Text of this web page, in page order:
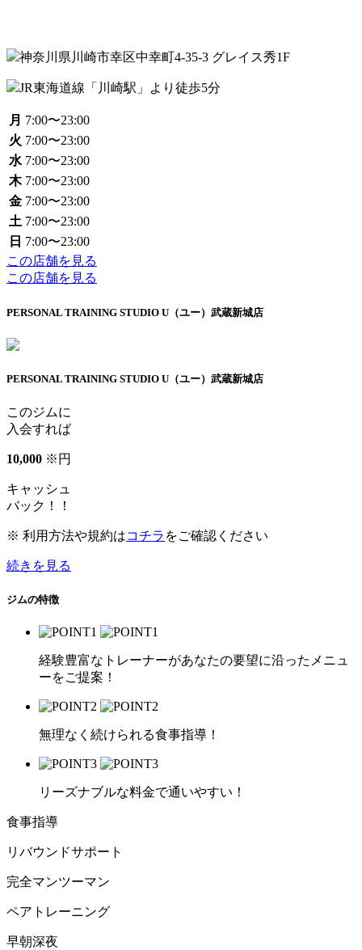
神奈川県川崎市幸区中幸町4-35-3 グレイス秀1F
JR東海道線「川崎駅」より徒歩5分
月 7:00〜23:00
火 7:00〜23:00
水 7:00〜23:00
木 7:00〜23:00
金 7:00〜23:00
土 7:00〜23:00
日 7:00〜23:00
この店舗を見る
この店舗を見る
PERSONAL TRAINING STUDIO U（ユー）武蔵新城店
PERSONAL TRAINING STUDIO U（ユー）武蔵新城店
このジムに
入会すれば
10,000 ※ 円
キャッシュ
バック！！
※ 利用方法や規約はコチラ をご確認ください
続きを見る
ジムの特徴
経験豊富なトレーナーがあなたの要望に沿ったメニュ
ーをご提案！
無理なく続けられる食事指導！
リーズナブルな料金で通いやすい！
食事指導
リバウンドサポート
完全マンツーマン
ペアトレーニング
早朝深夜